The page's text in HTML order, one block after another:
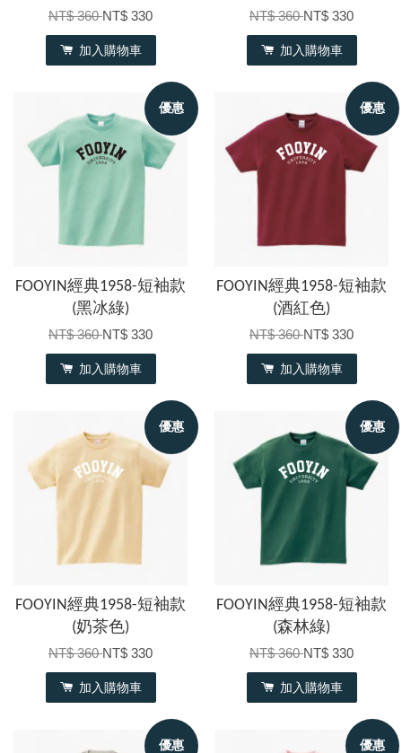
NT$ 360NT$ 330
加入購物車
NT$ 360NT$ 330
加入購物車
優惠
FOOYIN經典1958-短袖款
(黑冰綠)
NT$ 360NT$ 330
加入購物車
優惠
FOOYIN經典1958-短袖款
(酒紅色)
NT$ 360NT$ 330
加入購物車
優惠
FOOYIN經典1958-短袖款
(奶茶色)
NT$ 360NT$ 330
加入購物車
優惠
FOOYIN經典1958-短袖款
(森林綠)
NT$ 360NT$ 330
加入購物車
優惠 優惠